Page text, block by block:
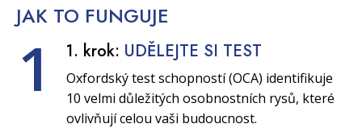
JAK TO FUNGUJE
1 1. krok: UDĚLEJTE SI TEST
Oxfordský test schopností (OCA) identifikuje
10 velmi důležitých osobnostních rysů, které
ovlivňují celou vaši budoucnost.